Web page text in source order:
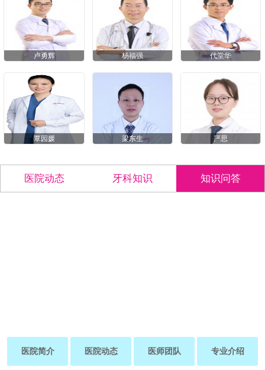
卢勇辉 杨福强 代堂华
覃园媛 梁东生 严思
医院动态 牙科知识 知识问答
医院简介 医院动态 医师团队 专业介绍